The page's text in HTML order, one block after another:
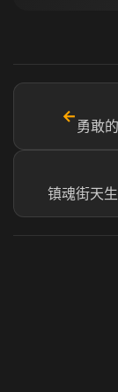
←
勇敢
镇魂街天